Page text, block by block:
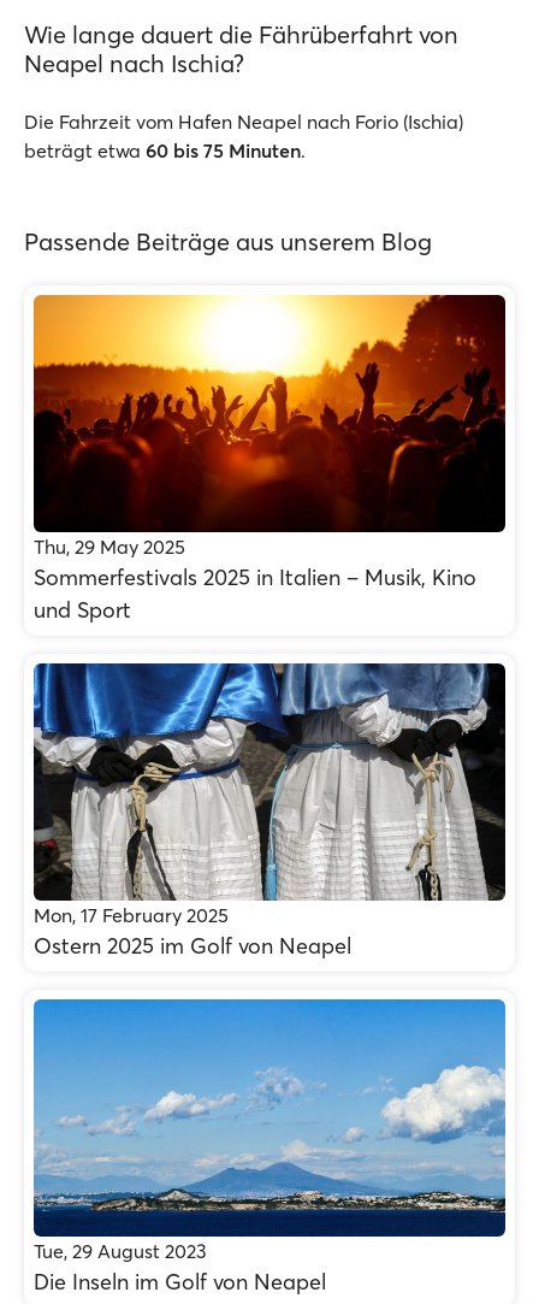
Wie lange dauert die Fährüberfahrt von
Neapel nach Ischia?
Die Fahrzeit vom Hafen Neapel nach Forio (Ischia)
beträgt etwa 60 bis 75 Minuten.
Passende Beiträge aus unserem Blog
Thu, 29 May 2025
Sommerfestivals 2025 in Italien – Musik, Kino
und Sport
Mon, 17 February 2025
Ostern 2025 im Golf von Neapel
Tue, 29 August 2023
Die Inseln im Golf von Neapel